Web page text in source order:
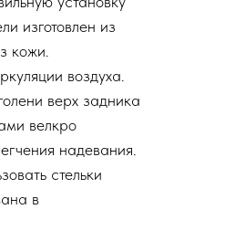
изготовлен из
кожи.
воздуха.
верх задника
велкро
надевания.
стельки
в